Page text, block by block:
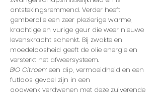
ontstekingsremmend. Verder heeft
gemberolie een zeer plezierige warme,
krachtige en vurige geur die weer nieuwe
levenskracht schenkt. Bij zwakte en
moedeloosheid geeft de olie energie en
versterkt het afweersysteem.
BIO Citroen: een dip, vermoeidheid en een
futloos gevoel zijn in een
oogwenk verdwenen met deze zuiverende